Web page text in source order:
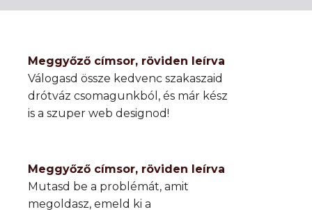
Meggyőző címsor, röviden leírva
Válogasd össze kedvenc szakaszaid
drótváz csomagunkból, és már kész
is a szuper web designod!
Meggyőző címsor, röviden leírva
Mutasd be a problémát, amit
megoldasz, emeld ki a